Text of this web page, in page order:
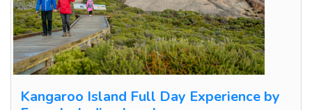
Kangaroo Island Full Day Experience by